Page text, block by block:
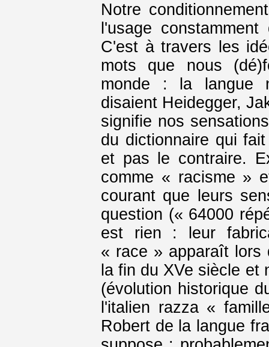
Notre
l'usage
C'est à travers les
mots que nous
monde : la langue
disaient Heidegger,
signifie nos
du dictionnaire qui
et pas le contraire.
comme « racisme »
courant que leurs
question (« 64000
est rien : leur
« race » apparaît lors
la fin du XVe siècle et
(évolution historique
l'italien razza «
Robert de la langue